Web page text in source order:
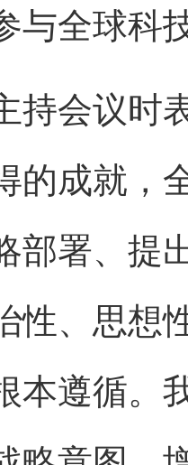
与全球科
会议时表
的成就，
部署、提
性、思想
本遵循。